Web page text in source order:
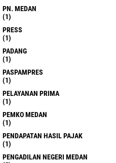
PN. MEDAN
(1)
PRESS
(1)
PADANG
(1)
PASPAMPRES
(1)
PELAYANAN PRIMA
(1)
PEMKO MEDAN
(1)
PENDAPATAN HASIL PAJAK
(1)
PENGADILAN NEGERI MEDAN